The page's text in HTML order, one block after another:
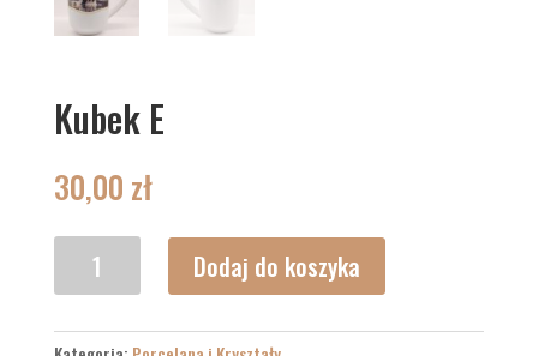
Kubek E
30,00 zł
Dodaj do koszyka